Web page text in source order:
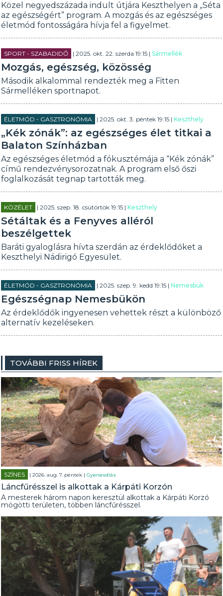
Közel negyedszázada indult útjára Keszthelyen a „Séta
az egészségért” program. A mozgás és az egészséges
életmód fontosságára hívja fel a figyelmet.
SPORT - SZABADIDŐ | 2025. okt. 22. szerda 19:15 |Sármellék
Mozgás, egészség, közösség
Második alkalommal rendezték meg a Fitten
Sármelléken sportnapot.
ÉLETMÓD - GASZTRONÓMIA | 2025. okt. 3. péntek 19:15 |Keszthely
„Kék zónák”: az egészséges élet titkai a
Balaton Színházban
Az egészséges életmód a fókusztémája a “Kék zónák”
című rendezvénysorozatnak. A program első őszi
foglalkozását tegnap tartották meg.
KÖZÉLET | 2025. szep. 18. csütörtök 19:15 |Keszthely
Sétáltak és a Fenyves alléról
beszélgettek
Baráti gyaloglásra hívta szerdán az érdeklődőket a
Keszthelyi Nádirigó Egyesület.
ÉLETMÓD - GASZTRONÓMIA | 2025. szep. 9. kedd 19:15 |Nemesbük
Egészségnap Nemesbükön
Az érdeklődők ingyenesen vehettek részt a különböző
alternatív kezeléseken.
TOVÁBBI FRISS HÍREK
SZÍNES | 2026. aug. 7. péntek |Gyenesdiás
Láncfűrésszel is alkottak a Kárpáti Korzón
A mesterek három napon keresztül alkottak a Kárpáti Korzó
mögötti területen, többen láncfűrésszel.